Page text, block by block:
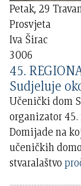
Petak, 29
Prosvjeta
Iva Širac
3006
45.
Sudjeluje
Učenički dom
organizator 45.
Domijade na
učeničkih
stvaralaštvo